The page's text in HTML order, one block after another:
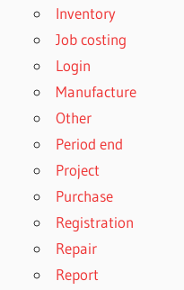
Inventory
Job costing
Login
Manufacture
Other
Period end
Project
Purchase
Registration
Repair
Report